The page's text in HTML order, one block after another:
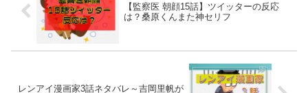
【監察医 朝顔15話】ツイッターの反応
は？桑原くんまた神セリフ
レンアイ漫画家3話ネタバレ～吉岡里帆が